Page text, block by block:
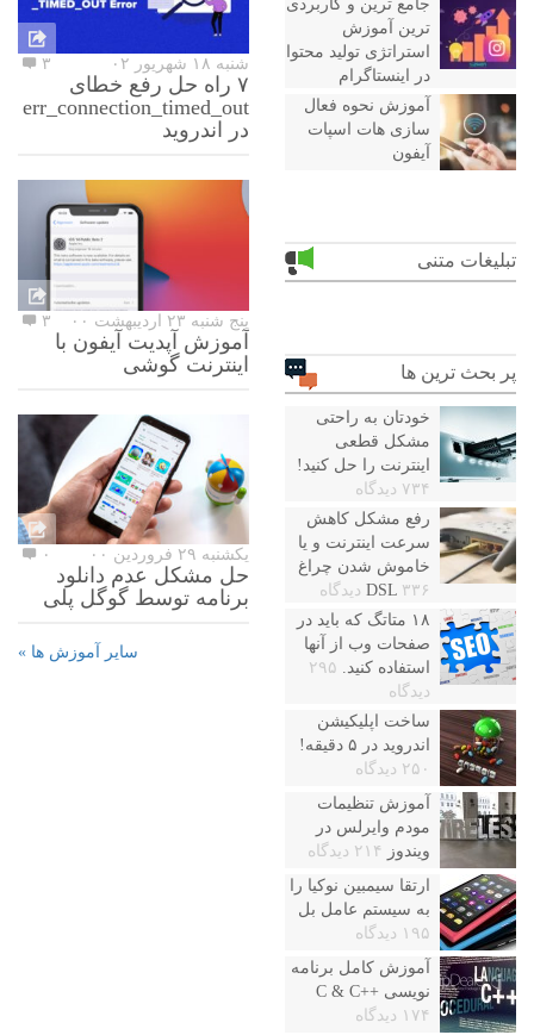
جامع ترین و کاربردی
ترین آموزش
استراتژی تولید محتوا
در اینستاگرام
آموزش نحوه فعال
سازی هات اسپات
آیفون
تبلیغات متنی
پر بحث ترین ها
خودتان به راحتی
مشکل قطعی
اینترنت را حل کنید!
۷۳۴ دیدگاه
رفع مشکل کاهش
سرعت اینترنت و یا
خاموش شدن چراغ
DSL ۳۳۶ دیدگاه
۱۸ متاتگ که باید در
صفحات وب از آنها
استفاده کنید. ۲۹۵
دیدگاه
ساخت اپلیکیشن
اندروید در ۵ دقیقه!
۲۵۰ دیدگاه
آموزش تنظیمات
مودم وایرلس در
ویندوز
۲۱۴ دیدگاه
ارتقا سیمبین نوکیا را
به سیستم عامل بل
۱۹۵ دیدگاه
آموزش کامل برنامه
نویسی ++C & C
۱۷۴ دیدگاه
شنبه ۱۸ شهریور ۰۲ ۳
۷ راه حل رفع خطای
err_connection_timed_out
در اندروید
پنج شنبه ۲۳ اردیبهشت ۰۰ ۳
آموزش آپدیت آیفون با
اینترنت گوشی
یکشنبه ۲۹ فروردین ۰۰ ۰
حل مشکل عدم دانلود
برنامه توسط گوگل پلی
سایر آموزش ها »